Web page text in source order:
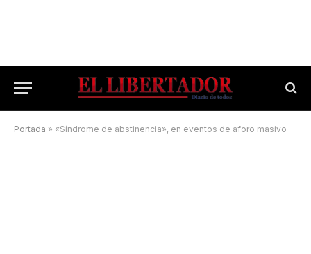
Portada » «Síndrome de abstinencia», en eventos de aforo masivo